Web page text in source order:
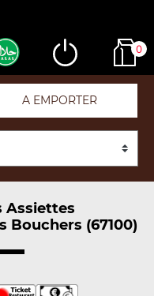
0
A EMPORTER
Assiettes
Bouchers (67100)